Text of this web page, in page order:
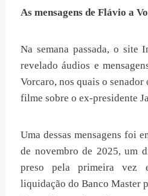
As mensagens de Flávio a
Na semana passada, o site
revelado áudios e
Vorcaro, nos quais o
filme sobre o ex-presidente
Uma dessas mensagens foi
de novembro de 2025, um
preso pela primeira vez
liquidação do Banco Master